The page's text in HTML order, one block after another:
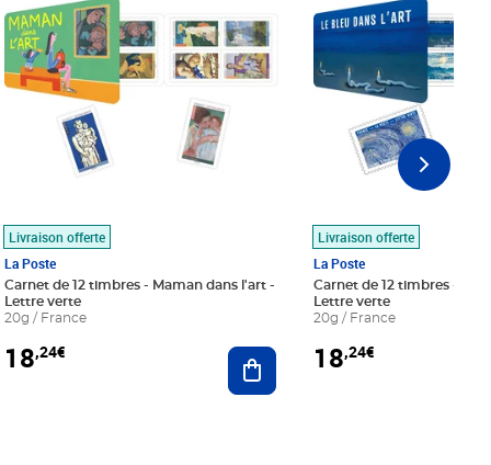
au panier
Livraison offerte
La Poste
Carnet de 12 timbres - Maman dans l'art -
Lettre verte
20g / France
18,24€ Ajouter au panier
Livraison offerte
La Poste
Carnet de 12 timbres - Le
Lettre verte
20g / France
18,24€